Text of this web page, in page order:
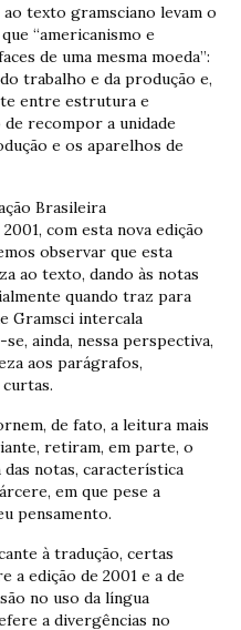
texto gramsciano levam o
“americanismo e
de uma mesma moeda”:
trabalho e da produção e,
entre estrutura e
recompor a unidade
e os aparelhos de
Brasileira
2001, com esta nova edição
observar que esta
ao texto, dando às notas
quando traz para
Gramsci intercala
ainda, nessa perspectiva,
aos parágrafos,
de fato, a leitura mais
retiram, em parte, o
notas, característica
em que pese a
pensamento.
à tradução, certas
a edição de 2001 e a de
no uso da língua
a divergências no